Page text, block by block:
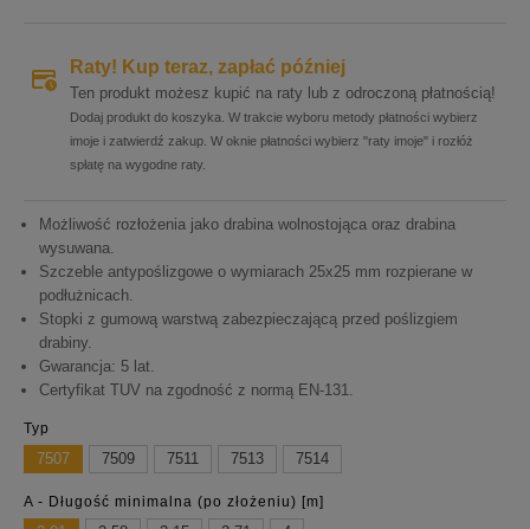
Raty! Kup teraz, zapłać później
Ten produkt możesz kupić na raty lub z odroczoną płatnością!
Dodaj produkt do koszyka. W trakcie wyboru metody płatności wybierz
imoje i zatwierdź zakup. W oknie płatności wybierz "raty imoje" i rozłóż
spłatę na wygodne raty.
Możliwość rozłożenia jako drabina wolnostojąca oraz drabina
wysuwana.
Szczeble antypoślizgowe o wymiarach 25x25 mm rozpierane w
podłużnicach.
Stopki z gumową warstwą zabezpieczającą przed poślizgiem
drabiny.
Gwarancja: 5 lat.
Certyfikat TUV na zgodność z normą EN-131.
Typ
7507 7509 7511 7513 7514
A - Długość minimalna (po złożeniu) [m]